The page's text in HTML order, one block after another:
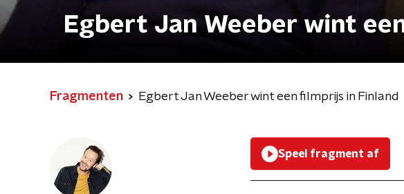
Egbert Jan Weeber wint
Fragmenten Egbert Jan Weeber wint een filmprijs in Finland
Speel fragment af